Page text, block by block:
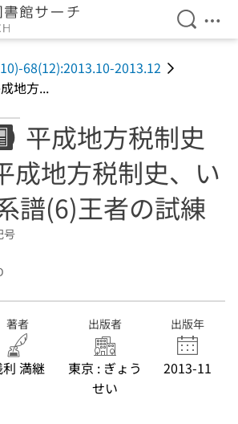
検索を
メ
68(12):2013.10-2013.12
地方...
平成地方税制史
成地方税制史、い
譜(6)王者の試練
号
著者
満継
出版者
東京 : ぎょう
せい
出版年
2013-11